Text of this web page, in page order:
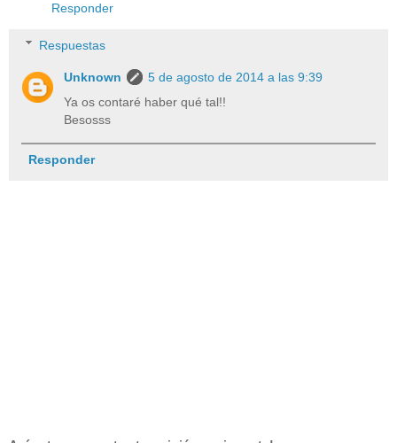
Responder
Respuestas
Unknown
5 de agosto de 2014 a las 9:39
Ya os contaré haber qué tal!!
Besosss
Responder